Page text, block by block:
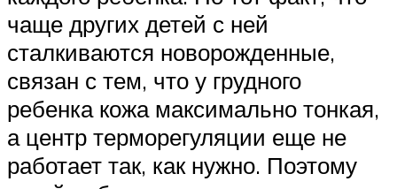
чаще других детей с ней
сталкиваются новорожденные,
связан с тем, что у грудного
ребенка кожа максимально тонкая,
а центр терморегуляции еще не
работает так, как нужно. Поэтому